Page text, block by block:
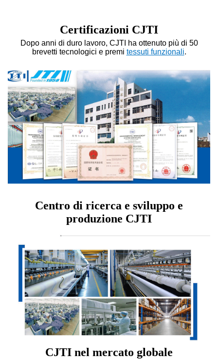
Certificazioni CJTI
Dopo anni di duro lavoro, CJTI ha ottenuto più di 50
brevetti tecnologici e premi tessuti funzionali.
Centro di ricerca e sviluppo e
produzione CJTI
CJTI nel mercato globale